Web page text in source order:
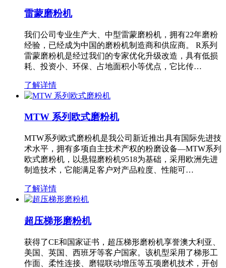
雷蒙磨粉机
我们公司专业生产大、中型雷蒙磨粉机，拥有22年磨粉
经验，已经成为中国的磨粉机制造商和供应商。 R系列
雷蒙磨粉机是经过我们的专家优化升级改造，具有低损
耗、投资小、环保、占地面积小等优点，它比传…
了解详情
MTW 系列欧式磨粉机
MTW系列欧式磨粉机是我公司新近推出具有国际先进技
术水平，拥有多项自主技术产权的粉磨设备—MTW系列
欧式磨粉机，以悬辊磨粉机9518为基础，采用欧洲先进
制造技术，它能满足客户对产品粒度、性能可…
了解详情
超压梯形磨粉机
获得了CE和国家证书，超压梯形磨粉机享誉澳大利亚、
美国、英国、西班牙等客户国家。该机型采用了梯形工
作面、柔性连接、磨辊联动增压等五项磨机技术，开创